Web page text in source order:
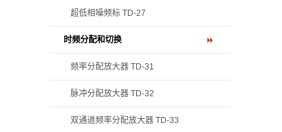
超低相噪频标 TD-27
时频分配和切换
频率分配放大器 TD-31
脉冲分配放大器 TD-32
双通道频率分配放大器 TD-33